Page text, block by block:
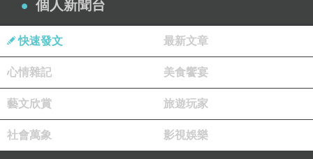
P108, 蟋蟀
個人新聞台
快速發文 最新文章
心情雜記 美食饗宴
藝文欣賞 旅遊玩家
社會萬象 影視娛樂